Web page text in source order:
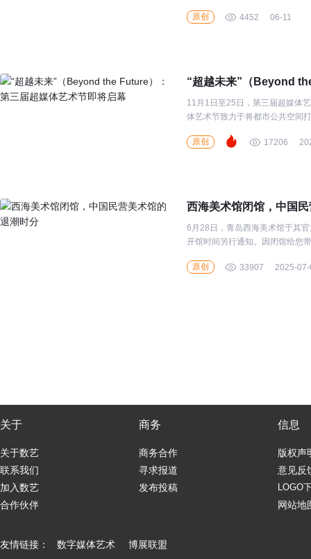
系”。在声明中，格里姆彻直言：
原创 4452 06-11
“超越未来”（Beyond
11月1日至25日，第三届超媒体
体艺术节致力于将都市公共空间
原创
17206
西海美术馆闭馆，中国
6月28日，青岛西海美术馆于其
开馆时间另行通知。因闭馆给您
原创 33907 2025-
关于
关于数艺
联系我们
加入数艺
合作伙伴
商务
商务合作
寻求报道
发布投稿
信息
版权声
意见反
LOGO
网站地
友情链接： 数字媒体艺术 博展联盟